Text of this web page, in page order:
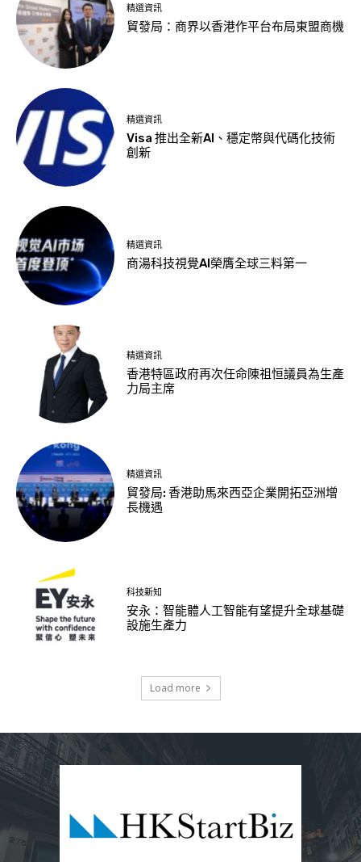
精選資訊
貿發局：商界以香港作平台布局東盟商機
精選資訊
Visa 推出全新AI、穩定幣與代碼化技術
創新
精選資訊
商湯科技視覺AI榮膺全球三料第一
精選資訊
香港特區政府再次任命陳祖恒議員為生產
力局主席
精選資訊
貿發局: 香港助馬來西亞企業開拓亞洲增
長機遇
科技新知
安永：智能體人工智能有望提升全球基礎
設施生產力
Load more